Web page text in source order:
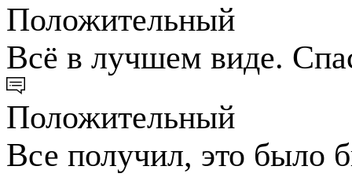
Положительный
Всё в лучшем виде.
Положительный
Все получил, это было